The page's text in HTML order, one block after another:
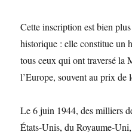
Cette inscription est bien
historique : elle constitue un
tous ceux qui ont traversé la
l’Europe, souvent au prix de
Le 6 juin 1944, des milliers
États-Unis, du Royaume-